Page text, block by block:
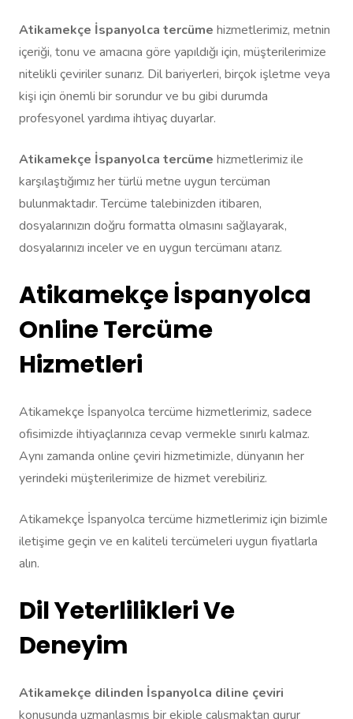
Atikamekçe İspanyolca tercüme hizmetlerimiz, metnin
içeriği, tonu ve amacına göre yapıldığı için, müşterilerimize
nitelikli çeviriler sunarız. Dil bariyerleri, birçok işletme veya
kişi için önemli bir sorundur ve bu gibi durumda
profesyonel yardıma ihtiyaç duyarlar.
Atikamekçe İspanyolca tercüme hizmetlerimiz ile
karşılaştığımız her türlü metne uygun tercüman
bulunmaktadır. Tercüme talebinizden itibaren,
dosyalarınızın doğru formatta olmasını sağlayarak,
dosyalarınızı inceler ve en uygun tercümanı atarız.
Atikamekçe İspanyolca
Online Tercüme
Hizmetleri
Atikamekçe İspanyolca tercüme hizmetlerimiz, sadece
ofisimizde ihtiyaçlarınıza cevap vermekle sınırlı kalmaz.
Aynı zamanda online çeviri hizmetimizle, dünyanın her
yerindeki müşterilerimize de hizmet verebiliriz.
Atikamekçe İspanyolca tercüme hizmetlerimiz için bizimle
iletişime geçin ve en kaliteli tercümeleri uygun fiyatlarla
alın.
Dil Yeterlilikleri Ve
Deneyim
Atikamekçe dilinden İspanyolca diline çeviri
konusunda uzmanlaşmış bir ekiple çalışmaktan gurur